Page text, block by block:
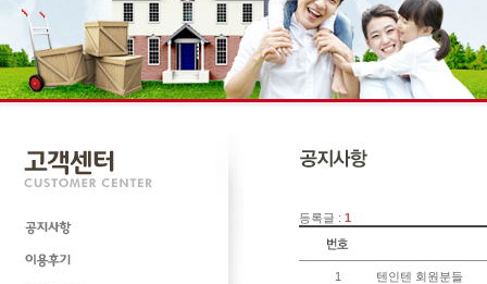
등록글 : 1
1 텐인텐 회원분들